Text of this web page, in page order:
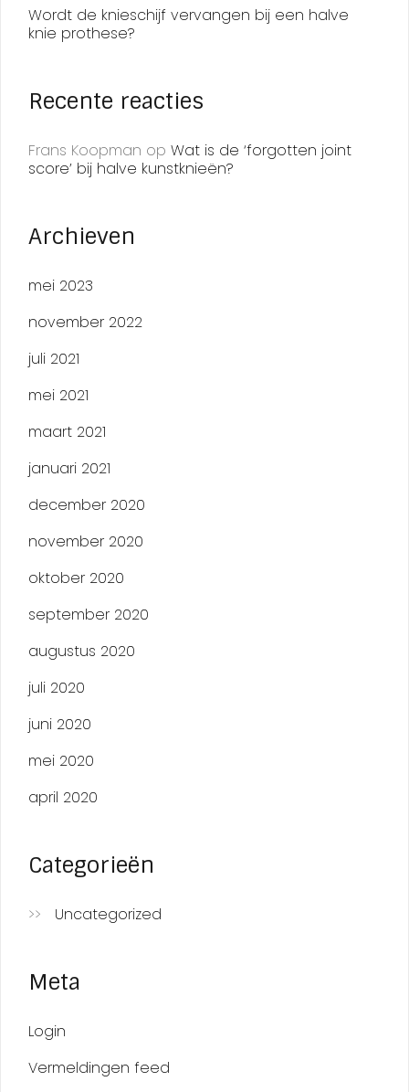
Wordt de knieschijf vervangen bij een halve
knie prothese?
Recente reacties
Frans Koopman op Wat is de ‘forgotten joint
score’ bij halve kunstknieën?
Archieven
mei 2023
november 2022
juli 2021
mei 2021
maart 2021
januari 2021
december 2020
november 2020
oktober 2020
september 2020
augustus 2020
juli 2020
juni 2020
mei 2020
april 2020
Categorieën
Uncategorized
Meta
Login
Vermeldingen feed